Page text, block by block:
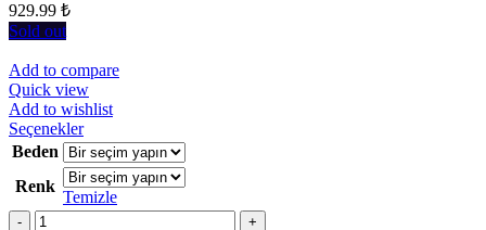
929.99 ₺
Sold out
Add to compare
Quick view
Add to wishlist
SeçeneklerBu
ürünün
birden
fazla
varyasyonu
Beden
Renk
Temizle
Miktar